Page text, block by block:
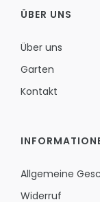
ÜBER UNS
Über uns
Garten
Kontakt
Allgemeine
Widerruf